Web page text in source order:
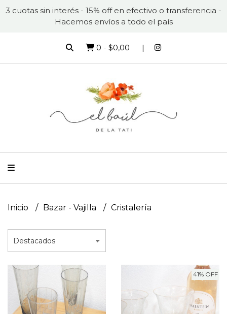
3 cuotas sin interés - 15% off en efectivo o transferencia -
Hacemos envíos a todo el país
0 - $0,00
Inicio Bazar - Vajilla Cristalería
41% OFF